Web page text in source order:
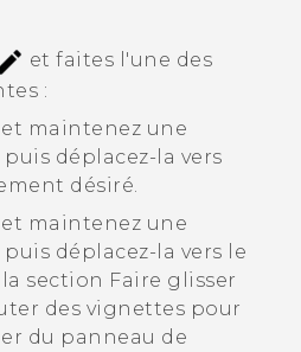
et faites l'une des
:
maintenez une
déplacez-la vers
désiré.
maintenez une
déplacez-la vers le
section Faire glisser
des vignettes pour
du panneau de